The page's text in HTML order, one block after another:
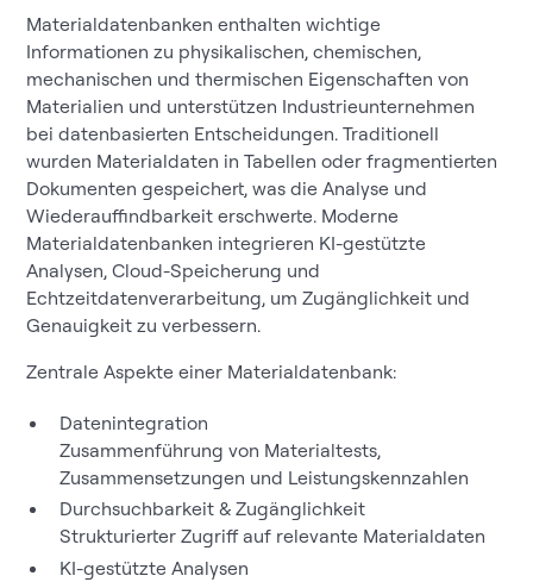
Materialdatenbanken enthalten wichtige
Informationen zu physikalischen, chemischen,
mechanischen und thermischen Eigenschaften von
Materialien und unterstützen Industrieunternehmen
bei datenbasierten Entscheidungen. Traditionell
wurden Materialdaten in Tabellen oder fragmentierten
Dokumenten gespeichert, was die Analyse und
Wiederauffindbarkeit erschwerte. Moderne
Materialdatenbanken integrieren KI-gestützte
Analysen, Cloud-Speicherung und
Echtzeitdatenverarbeitung, um Zugänglichkeit und
Genauigkeit zu verbessern.
Zentrale Aspekte einer Materialdatenbank:
Datenintegration
Zusammenführung von Materialtests,
Zusammensetzungen und Leistungskennzahlen
Durchsuchbarkeit & Zugänglichkeit
Strukturierter Zugriff auf relevante Materialdaten
KI-gestützte Analysen